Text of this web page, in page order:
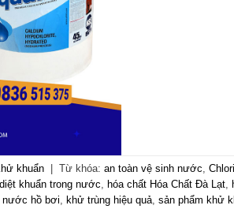
khuẩn Từ khóa: an toàn vệ sinh nước,
diệt khuẩn trong nước, hóa chất Hóa Chất Đà Lạt,
nước hồ bơi, khử trùng hiệu quả, sản phẩm khử